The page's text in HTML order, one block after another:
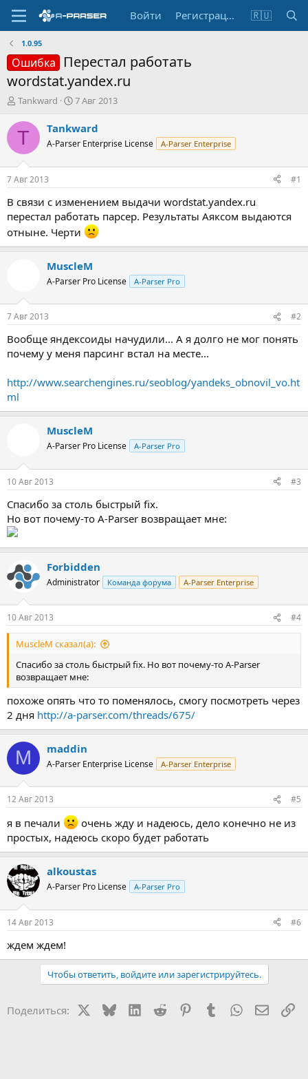
Войти Регистрация 🇷🇺
1.0.95
Ошибка
Перестал работать
wordstat.yandex.ru
А
т
т
м
ы
Tankward
Д
т
н
а
л
7 Авг 2013
T Tankward
A-Parser Enterprise License A-Parser Enterprise
7 Авг 2013 #1
В связи с изменением выдачи wordstat.yandex.ru
перестал работать парсер. Результаты Аяксом выдаются
отныне. Черти
MuscleM
A-Parser Pro License A-Parser Pro
7 Авг 2013 #2
Вообще яндексоиды начудили... А я долго не мог понять
почему у меня парсинг встал на месте...
http://www.searchengines.ru/seoblog/yandeks_obnovil_vo.ht
ml
MuscleM
A-Parser Pro License A-Parser Pro
10 Авг 2013 #3
Спасибо за столь быстрый fix.
Но вот почему-то A-Parser возвращает мне:
Forbidden
Administrator Команда форума A-Parser Enterprise
10 Авг 2013 #4
MuscleM сказал(а):
Спасибо за столь быстрый fix. Но вот почему-то A-Parser
возвращает мне:
похоже опять что то поменялось, смогу посмотреть через
2 дня http://a-parser.com/threads/675/
M maddin
A-Parser Enterprise License A-Parser Enterprise
12 Авг 2013 #5
я в печали
очень жду и надеюсь, дело конечно не из
простых, надеюсь скоро будет работать
alkoustas
A-Parser Pro License A-Parser Pro
14 Авг 2013 #6
ждем ждем!
Чтобы ответить, войдите или зарегистрируйтесь.
Поделиться: BlueskyLinkedIn
Reddit PinterestTumblr WhatsApp